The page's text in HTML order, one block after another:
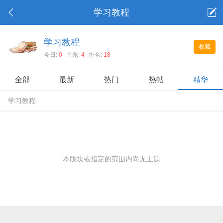
学习教程
收藏
学习教程
今日:0 主题:4 排名: 18
全部 最新 热门 热帖 精华
学习教程
本版块或指定的范围内尚无主题